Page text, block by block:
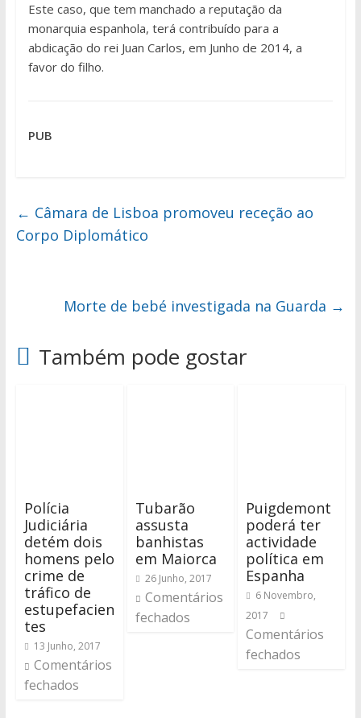
Este caso, que tem manchado a reputação da
monarquia espanhola, terá contribuído para a
abdicação do rei Juan Carlos, em Junho de 2014, a
favor do filho.
PUB
← Câmara de Lisboa promoveu receção ao
Corpo Diplomático
Morte de bebé investigada na Guarda →
Também pode gostar
Polícia
Judiciária
detém dois
homens pelo
crime de
tráfico de
estupefacien
tes
13 Junho, 2017
Comentários
fechados
Tubarão
assusta
banhistas
em Maiorca
26 Junho, 2017
Comentários
fechados
Puigdemont
poderá ter
actividade
política em
Espanha
6 Novembro,
2017
Comentários
fechados